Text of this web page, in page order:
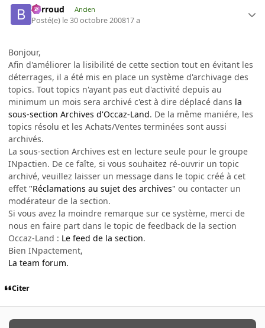
Barroud Ancien
Posté(e) le 30 octobre 200817 a
Bonjour,
Afin d'améliorer la lisibilité de cette section tout en évitant les
déterrages, il a été mis en place un système d'archivage des
topics. Tout topics n'ayant pas eut d'activité depuis au
minimum un mois sera archivé c'est à dire déplacé dans la
sous-section Archives d'Occaz-Land. De la même maniére, les
topics résolu et les Achats/Ventes terminées sont aussi
archivés.
La sous-section Archives est en lecture seule pour le groupe
INpactien. De ce faîte, si vous souhaitez ré-ouvrir un topic
archivé, veuillez laisser un message dans le topic créé à cet
effet "Réclamations au sujet des archives" ou contacter un
modérateur de la section.
Si vous avez la moindre remarque sur ce système, merci de
nous en faire part dans le topic de feedback de la section
Occaz-Land : Le feed de la section.
Bien INpactement,
La team forum.
Citer